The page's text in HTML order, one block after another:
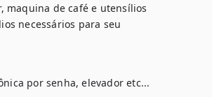
maquina de café e utensílios
necessários para seu
por senha, elevador etc...